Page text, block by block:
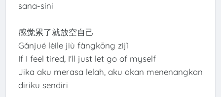
sana-sini
感觉累了就放空自己
Gǎnjué lèile jiù fàngkōng zìjǐ
If I feel tired, I'll just let go of myself
Jika aku merasa lelah, aku akan menenangkan
diriku sendiri